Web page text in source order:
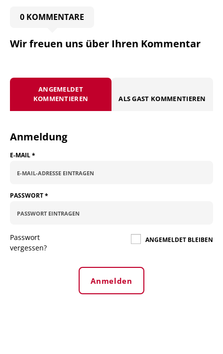
0 KOMMENTARE
Wir freuen uns über Ihren Kommentar
ANGEMELDET
KOMMENTIEREN
ALS GAST KOMMENTIEREN
Anmeldung
E-MAIL*
PASSWORT*
Passwort
vergessen?
ANGEMELDET BLEIBEN
Anmelden